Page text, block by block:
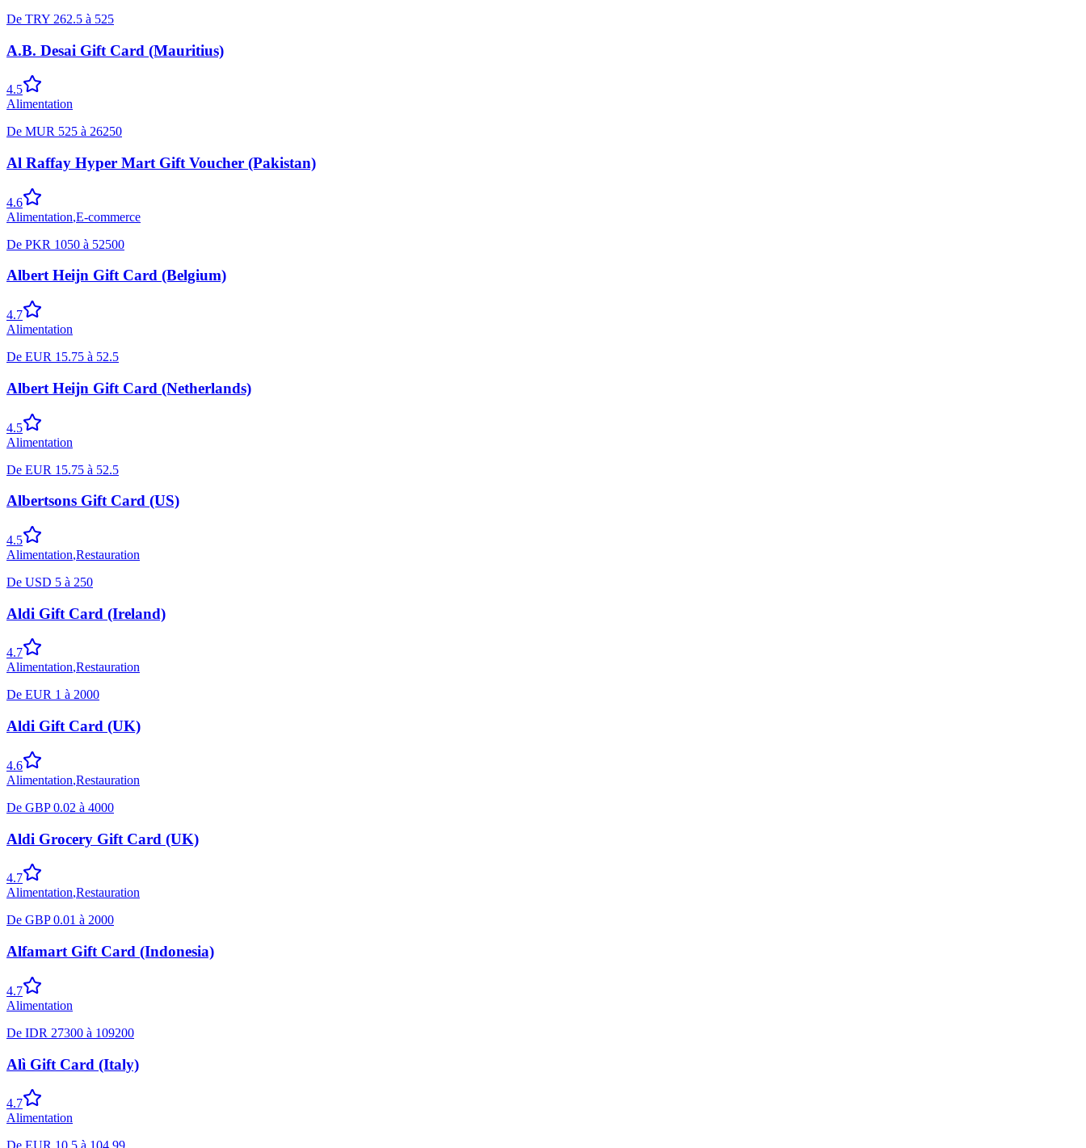
De TRY 262.5 à 525
A.B. Desai Gift Card (Mauritius)
4.5
Alimentation
De MUR 525 à 26250
Al Raffay Hyper Mart Gift Voucher (Pakistan)
4.6
Alimentation,E-commerce
De PKR 1050 à 52500
Albert Heijn Gift Card (Belgium)
4.7
Alimentation
De EUR 15.75 à 52.5
Albert Heijn Gift Card (Netherlands)
4.5
Alimentation
De EUR 15.75 à 52.5
Albertsons Gift Card (US)
4.5
Alimentation,Restauration
De USD 5 à 250
Aldi Gift Card (Ireland)
4.7
Alimentation,Restauration
De EUR 1 à 2000
Aldi Gift Card (UK)
4.6
Alimentation,Restauration
De GBP 0.02 à 4000
Aldi Grocery Gift Card (UK)
4.7
Alimentation,Restauration
De GBP 0.01 à 2000
Alfamart Gift Card (Indonesia)
4.7
Alimentation
De IDR 27300 à 109200
Alì Gift Card (Italy)
4.7
Alimentation